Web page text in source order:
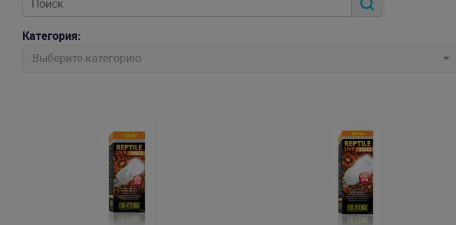
Категория:
Выберите категорию